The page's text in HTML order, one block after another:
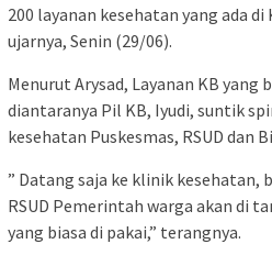
200 layanan kesehatan yang ada
ujarnya, Senin (29/06).
Menurut Arysad, Layanan KB
diantaranya Pil KB, Iyudi, suntik
kesehatan Puskesmas, RSUD dan
” Datang saja ke klinik kesehatan,
RSUD Pemerintah warga akan di
yang biasa di pakai,” terangnya.